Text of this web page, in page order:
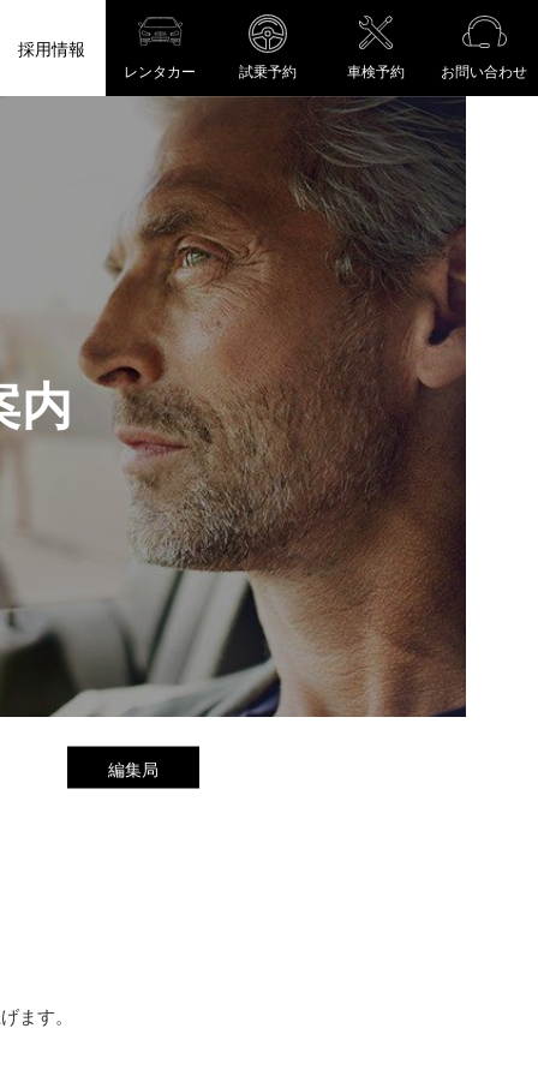
採用情報
レンタカー 試乗予約 車検予約 お問い合わせ
内
編集局
ます。